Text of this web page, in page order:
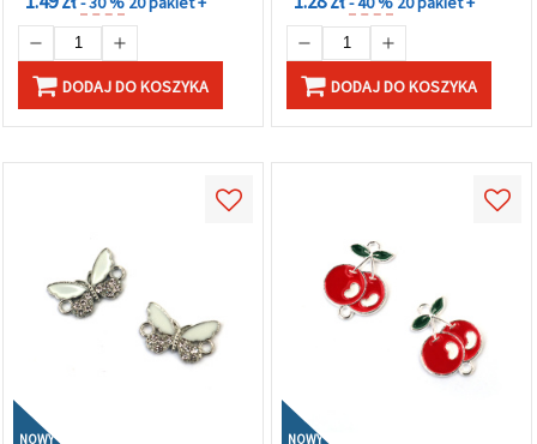
DODAJ DO KOSZYKA DODAJ DO KOSZYKA
NOWY NOWY